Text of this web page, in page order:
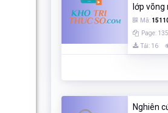
lớp võng
Mã:
Page: 135
Tải: 16
Nghiên